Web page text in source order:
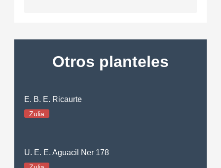
Otros planteles
E. B. E. Ricaurte
Zulia
U. E. E. Aguacil Ner 178